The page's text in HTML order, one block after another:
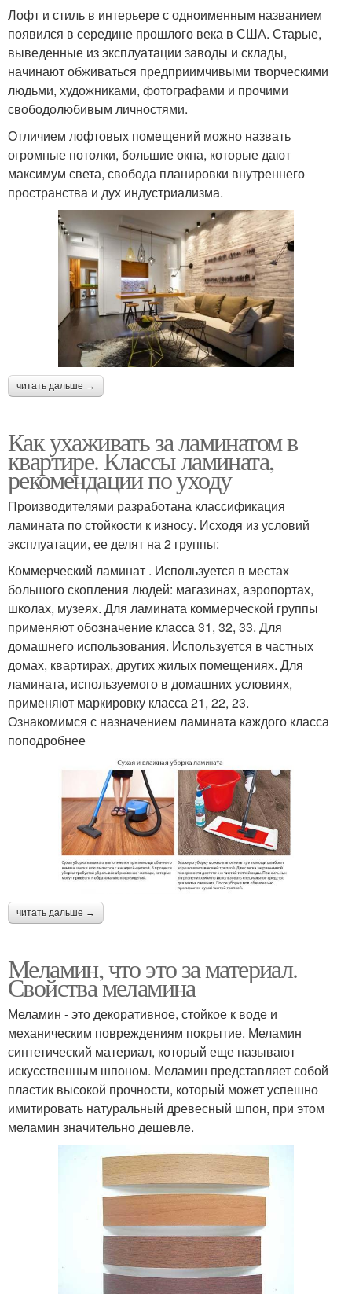
Лофт и стиль в интерьере с одноименным названием
появился в середине прошлого века в США. Старые,
выведенные из эксплуатации заводы и склады,
начинают обживаться предприимчивыми творческими
людьми, художниками, фотографами и прочими
свободолюбивым личностями.
Отличием лофтовых помещений можно назвать
огромные потолки, большие окна, которые дают
максимум света, свобода планировки внутреннего
пространства и дух индустриализма.
читать дальше →
Как ухаживать за ламинатом в
квартире. Классы ламината,
рекомендации по уходу
Производителями разработана классификация
ламината по стойкости к износу. Исходя из условий
эксплуатации, ее делят на 2 группы:
Коммерческий ламинат . Используется в местах
большого скопления людей: магазинах, аэропортах,
школах, музеях. Для ламината коммерческой группы
применяют обозначение класса 31, 32, 33. Для
домашнего использования. Используется в частных
домах, квартирах, других жилых помещениях. Для
ламината, используемого в домашних условиях,
применяют маркировку класса 21, 22, 23.
Ознакомимся с назначением ламината каждого класса
поподробнее
читать дальше →
Меламин, что это за материал.
Свойства меламина
Меламин - это декоративное, стойкое к воде и
механическим повреждениям покрытие. Меламин
синтетический материал, который еще называют
искусственным шпоном. Меламин представляет собой
пластик высокой прочности, который может успешно
имитировать натуральный древесный шпон, при этом
меламин значительно дешевле.